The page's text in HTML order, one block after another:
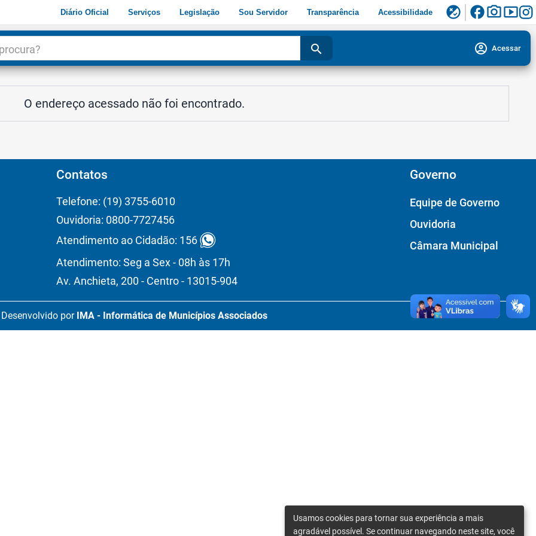
Diário Oficial Serviços Legislação Sou Servidor Transparência Acessibilidade flaky facebookphoto_camerasmart_display
search account_circle Acessar
O endereço acessado não foi encontrado.
Contatos
Telefone: (19) 3755-6010
Ouvidoria: 0800-7727456
Atendimento ao Cidadão: 156
Atendimento: Seg a Sex - 08h às 17h
Av. Anchieta, 200 - Centro - 13015-904
Governo
Equipe de Governo
Ouvidoria
Câmara Municipal
Desenvolvido por IMA - Informática de Municípios Associados
Usamos cookies para tornar sua experiência a mais
agradável possível. Se continuar navegando neste site, você